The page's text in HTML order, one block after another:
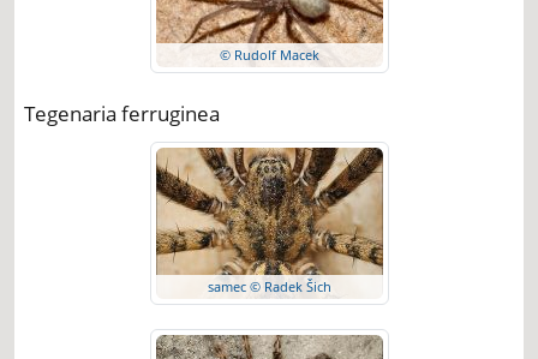
© Rudolf Macek
Tegenaria ferruginea
samec © Radek Šich